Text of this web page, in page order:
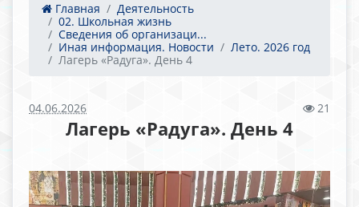
Главная
Деятельность
02. Школьная жизнь
Сведения об организаци...
Иная информация. Новости
Лето. 2026 год
Лагерь «Радуга». День 4
04.06.2026 21
Лагерь «Радуга». День 4